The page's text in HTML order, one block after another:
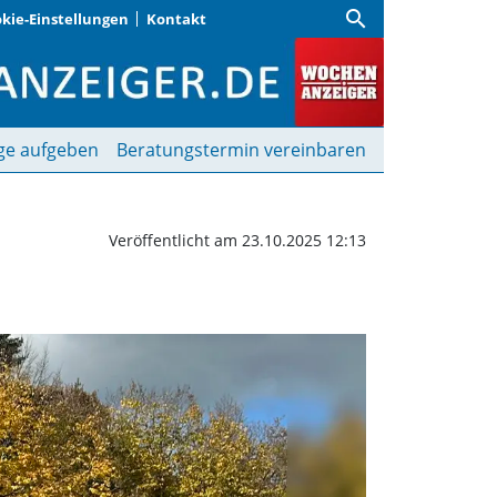
Einstellungen Kontakt search
Rennen |
aufgeben Beratungstermin vereinbaren
Veröffentlicht am 23.10.2025 12:13